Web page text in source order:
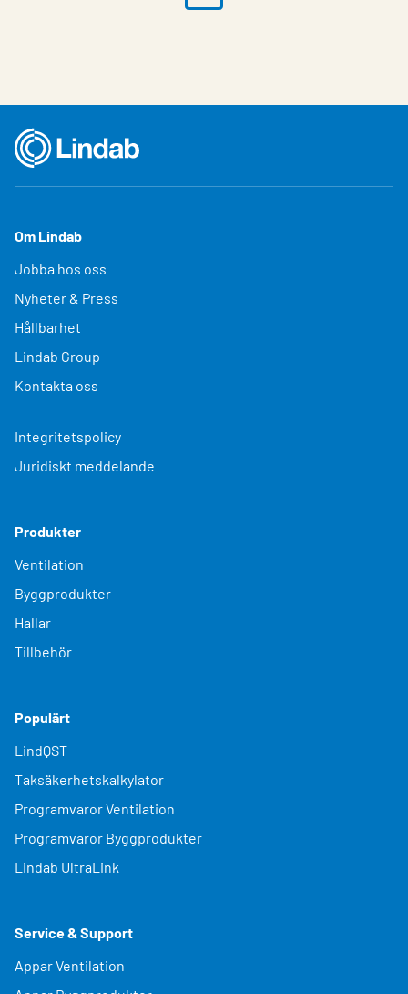
Om Lindab
Jobba hos oss
Nyheter & Press
Hållbarhet
Lindab Group
Kontakta oss
Integritetspolicy
Juridiskt meddelande
Produkter
Ventilation
Byggprodukter
Hallar
Tillbehör
Populärt
LindQST
Taksäkerhetskalkylator
Programvaror Ventilation
Programvaror Byggprodukter
Lindab UltraLink
Service & Support
Appar Ventilation